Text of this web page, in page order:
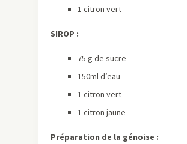
1 citron vert
SIROP :
75 g de sucre
150ml d’eau
1 citron vert
1 citron jaune
Préparation de la génoise :